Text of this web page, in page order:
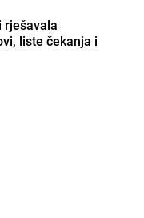
rješavala
liste čekanja i